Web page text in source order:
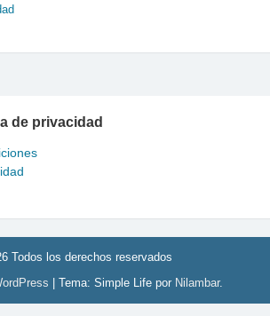
de privacidad
Todos los derechos reservados
Tema: Simple Life por Nilambar.